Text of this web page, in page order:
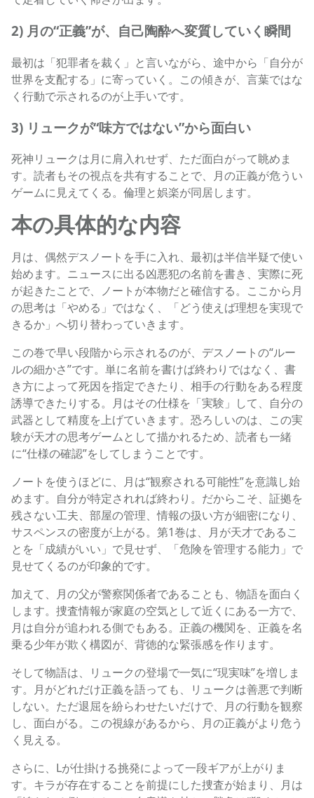
2) 月の“正義”が、自己陶酔へ変質していく瞬間
最初は「犯罪者を裁く」と言いながら、途中から「自分が
世界を支配する」に寄っていく。この傾きが、言葉ではな
く行動で示されるのが上手いです。
3) リュークが“味方ではない”から面白い
死神リュークは月に肩入れせず、ただ面白がって眺めま
す。読者もその視点を共有することで、月の正義が危うい
ゲームに見えてくる。倫理と娯楽が同居します。
本の具体的な内容
月は、偶然デスノートを手に入れ、最初は半信半疑で使い
始めます。ニュースに出る凶悪犯の名前を書き、実際に死
が起きたことで、ノートが本物だと確信する。ここから月
の思考は「やめる」ではなく、「どう使えば理想を実現で
きるか」へ切り替わっていきます。
この巻で早い段階から示されるのが、デスノートの“ルー
ルの細かさ”です。単に名前を書けば終わりではなく、書
き方によって死因を指定できたり、相手の行動をある程度
誘導できたりする。月はその仕様を「実験」して、自分の
武器として精度を上げていきます。恐ろしいのは、この実
験が天才の思考ゲームとして描かれるため、読者も一緒
に“仕様の確認”をしてしまうことです。
ノートを使うほどに、月は“観察される可能性”を意識し始
めます。自分が特定されれば終わり。だからこそ、証拠を
残さない工夫、部屋の管理、情報の扱い方が細密になり、
サスペンスの密度が上がる。第1巻は、月が天才であるこ
とを「成績がいい」で見せず、「危険を管理する能力」で
見せてくるのが印象的です。
加えて、月の父が警察関係者であることも、物語を面白く
します。捜査情報が家庭の空気として近くにある一方で、
月は自分が追われる側でもある。正義の機関を、正義を名
乗る少年が欺く構図が、背徳的な緊張感を作ります。
そして物語は、リュークの登場で一気に“現実味”を増しま
す。月がどれだけ正義を語っても、リュークは善悪で判断
しない。ただ退屈を紛らわせたいだけで、月の行動を観察
し、面白がる。この視線があるから、月の正義がより危う
く見える。
さらに、Lが仕掛ける挑発によって一段ギアが上がりま
す。キラが存在することを前提にした捜査が始まり、月は